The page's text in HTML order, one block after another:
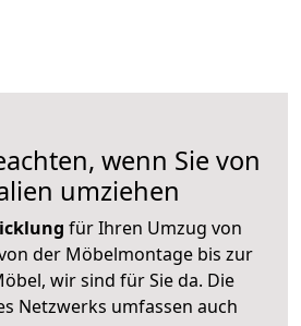
wenn Sie von
umziehen
für Ihren Umzug von
der Möbelmontage bis zur
wir sind für Sie da. Die
Netzwerks umfassen auch